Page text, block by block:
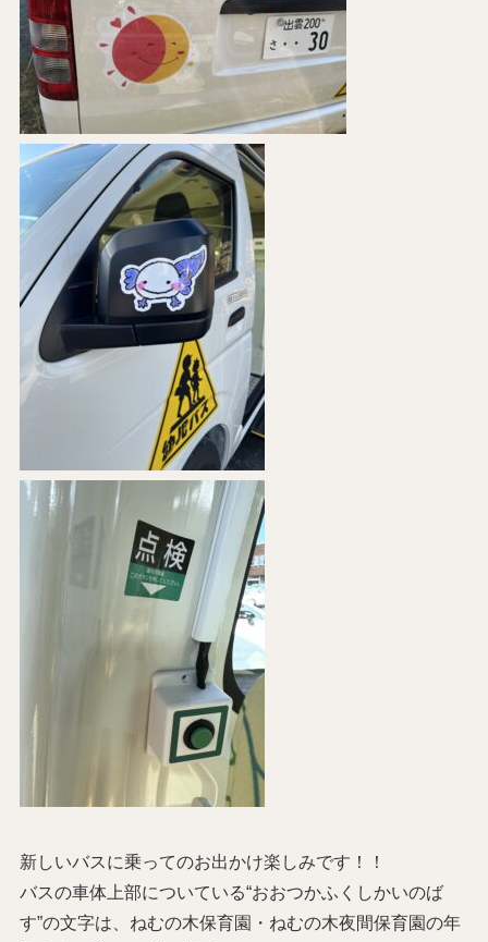
新しいバスに乗ってのお出かけ楽しみです！！
バスの車体上部についている“おおつかふくしかいのば
す”の文字は、ねむの木保育園・ねむの木夜間保育園の年